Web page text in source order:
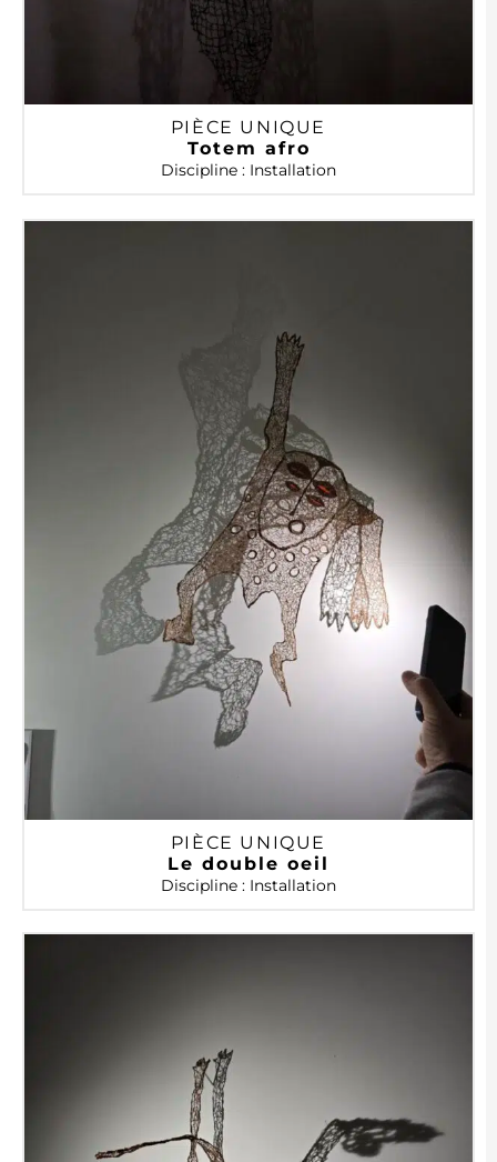
PIÈCE UNIQUE
Totem afro
Discipline : Installation
PIÈCE UNIQUE
Le double oeil
Discipline : Installation